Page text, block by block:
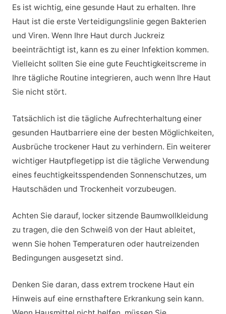
Es ist wichtig, eine gesunde Haut zu erhalten. Ihre
Haut ist die erste Verteidigungslinie gegen Bakterien
und Viren. Wenn Ihre Haut durch Juckreiz
beeinträchtigt ist, kann es zu einer Infektion kommen.
Vielleicht sollten Sie eine gute Feuchtigkeitscreme in
Ihre tägliche Routine integrieren, auch wenn Ihre Haut
Sie nicht stört.
Tatsächlich ist die tägliche Aufrechterhaltung einer
gesunden Hautbarriere eine der besten Möglichkeiten,
Ausbrüche trockener Haut zu verhindern. Ein weiterer
wichtiger Hautpflegetipp ist die tägliche Verwendung
eines feuchtigkeitsspendenden Sonnenschutzes, um
Hautschäden und Trockenheit vorzubeugen.
Achten Sie darauf, locker sitzende Baumwollkleidung
zu tragen, die den Schweiß von der Haut ableitet,
wenn Sie hohen Temperaturen oder hautreizenden
Bedingungen ausgesetzt sind.
Denken Sie daran, dass extrem trockene Haut ein
Hinweis auf eine ernsthaftere Erkrankung sein kann.